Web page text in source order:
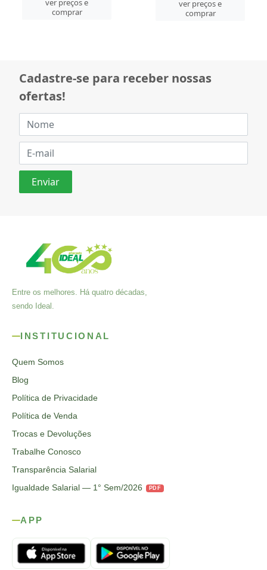
ver preços e
comprar
ver preços e
comprar
Cadastre-se para receber nossas
ofertas!
Entre os melhores. Há quatro décadas,
sendo Ideal.
INSTITUCIONAL
Quem Somos
Blog
Política de Privacidade
Política de Venda
Trocas e Devoluções
Trabalhe Conosco
Transparência Salarial
Igualdade Salarial — 1° Sem/2026
PDF
APP